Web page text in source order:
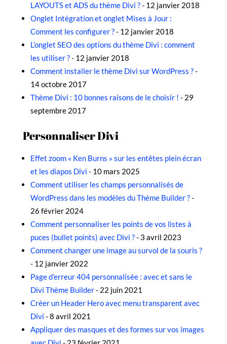
LAYOUTS et ADS du thème Divi ?- 12 janvier 2018
Onglet Intégration et onglet Mises à Jour :
Comment les configurer ?- 12 janvier 2018
L’onglet SEO des options du thème Divi : comment
les utiliser ?- 12 janvier 2018
Comment installer le thème Divi sur WordPress ?-
14 octobre 2017
Thème Divi : 10 bonnes raisons de le choisir ! - 29
septembre 2017
Personnaliser Divi
Effet zoom « Ken Burns » sur les entêtes plein écran
et les diapos Divi - 10 mars 2025
Comment utiliser les champs personnalisés de
WordPress dans les modèles du Thème Builder ?-
26 février 2024
Comment personnaliser les points de vos listes à
puces (bullet points) avec Divi ?- 3 avril 2023
Comment changer une image au survol de la souris ?
- 12 janvier 2022
Page d’erreur 404 personnalisée : avec et sans le
Divi Thème Builder- 22 juin 2021
Créer un Header Hero avec menu transparent avec
Divi - 8 avril 2021
Appliquer des masques et des formes sur vos images